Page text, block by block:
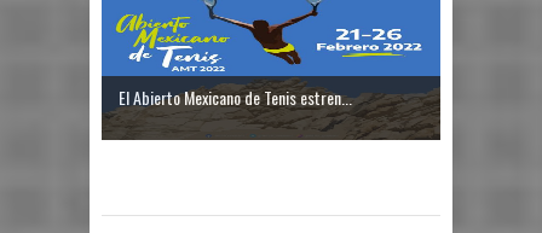
El Abierto Mexicano de Tenis estren...